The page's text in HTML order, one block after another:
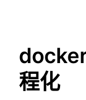
程化